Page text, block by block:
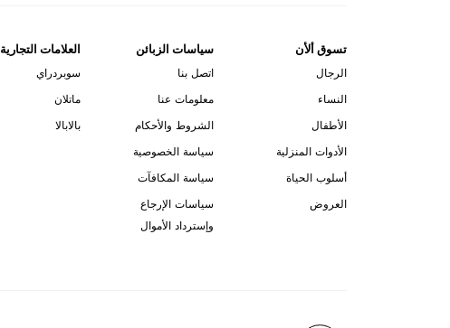
تسوق ألأن
الرجال
النساء
الأطفال
الأدوات المنزلية
أسلوب الحياة
العروض
سياسات الزبائن
اتصل بنا
معلومات عنا
الشروط والأحكام
سياسة الخصوصية
سياسة المكافآت
سياسات الإرجاع
وإسترداد الأموال
العلامات التجارية
سوبردراي
ماتلان
بالابالا